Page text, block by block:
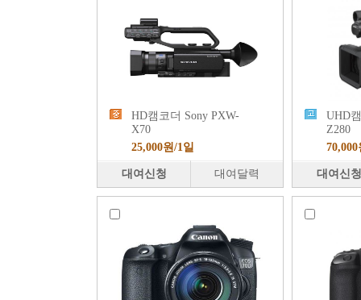
HD캠코더 Sony PXW-
X70
25,000원/1일
대여신청 대여달력
UHD
Z280
대여신청